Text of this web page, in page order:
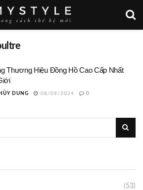
Thương Hiệu Đồng Hồ Cao Cấp Nhất
DUNG 08/09/2024 0
(53)